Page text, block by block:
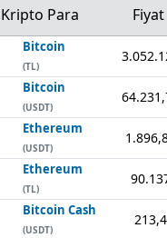
Kripto Para Fiyat
Bitcoin
(TL)
Bitcoin
(USDT)
Ethereum
(USDT)
Ethereum
(TL)
Bitcoin Cash
(USDT)
213,4